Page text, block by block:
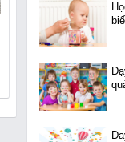
Cửa Hàng Bóng Bay
Trang Trí Tại Long